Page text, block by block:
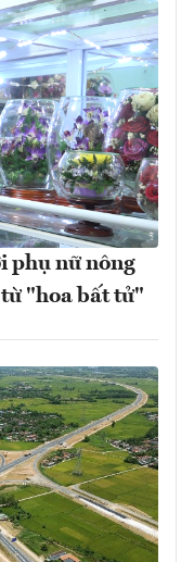
phụ nữ nông
"hoa bất tử"